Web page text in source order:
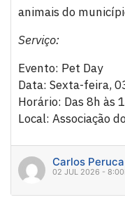
animais do
Serviço:
Evento: Pet Day
Data: Sexta-feira,
Horário: Das 8h às
Local: Associação
Carlos Peruca
02 JUL 2026 -